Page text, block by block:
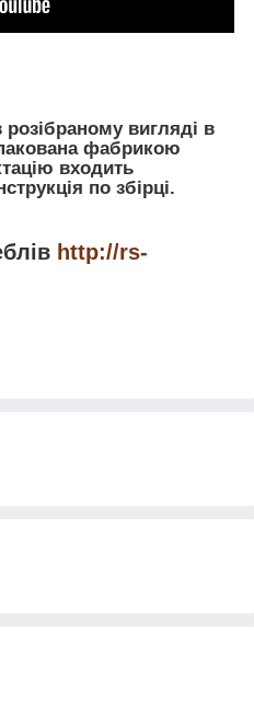
вигляді в
фабрикою
входить
по збірці.
http://rs-